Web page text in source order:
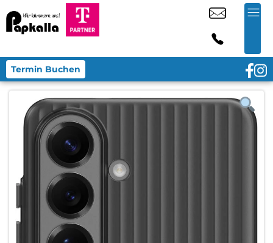
Termin Buchen